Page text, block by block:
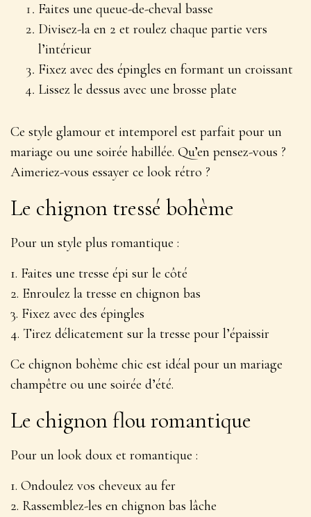
Faites une queue-de-cheval basse
Divisez-la en 2 et roulez chaque partie vers
l’intérieur
Fixez avec des épingles en formant un croissant
Lissez le dessus avec une brosse plate
Ce style glamour et intemporel est parfait pour un
mariage ou une soirée habillée. Qu’en pensez-vous ?
Aimeriez-vous essayer ce look rétro ?
Le chignon tressé bohème
Pour un style plus romantique :
1. Faites une tresse épi sur le côté
2. Enroulez la tresse en chignon bas
3. Fixez avec des épingles
4. Tirez délicatement sur la tresse pour l’épaissir
Ce chignon bohème chic est idéal pour un mariage
champêtre ou une soirée d’été.
Le chignon flou romantique
Pour un look doux et romantique :
1. Ondoulez vos cheveux au fer
2. Rassemblez-les en chignon bas lâche